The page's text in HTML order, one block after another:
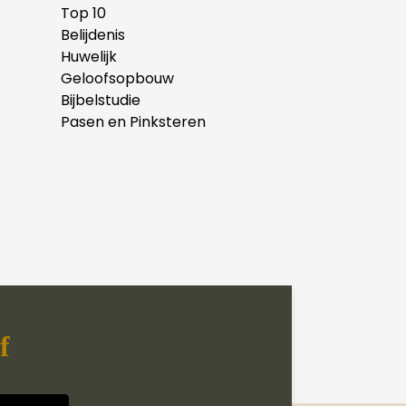
Top 10
Belijdenis
Huwelijk
Geloofsopbouw
Bijbelstudie
Pasen en Pinksteren